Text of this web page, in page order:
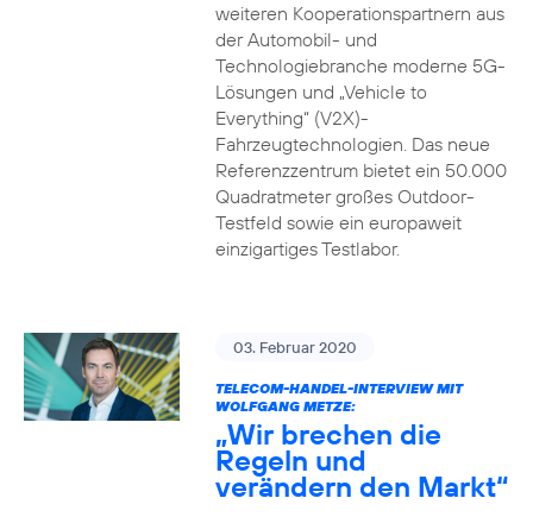
weiteren Kooperationspartnern aus
der Automobil- und
Technologiebranche moderne 5G-
Lösungen und „Vehicle to
Everything“ (V2X)-
Fahrzeugtechnologien. Das neue
Referenzzentrum bietet ein 50.000
Quadratmeter großes Outdoor-
Testfeld sowie ein europaweit
einzigartiges Testlabor.
03. Februar 2020
TELECOM-HANDEL-INTERVIEW MIT
WOLFGANG METZE:
„Wir brechen die
Regeln und
verändern den Markt“